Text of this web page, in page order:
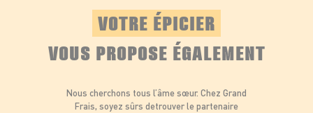
VOTRE ÉPICIER
VOUS PROPOSE ÉGALEMENT
Nous cherchons tous l’âme sœur. Chez Grand
Frais, soyez sûrs detrouver le partenaire